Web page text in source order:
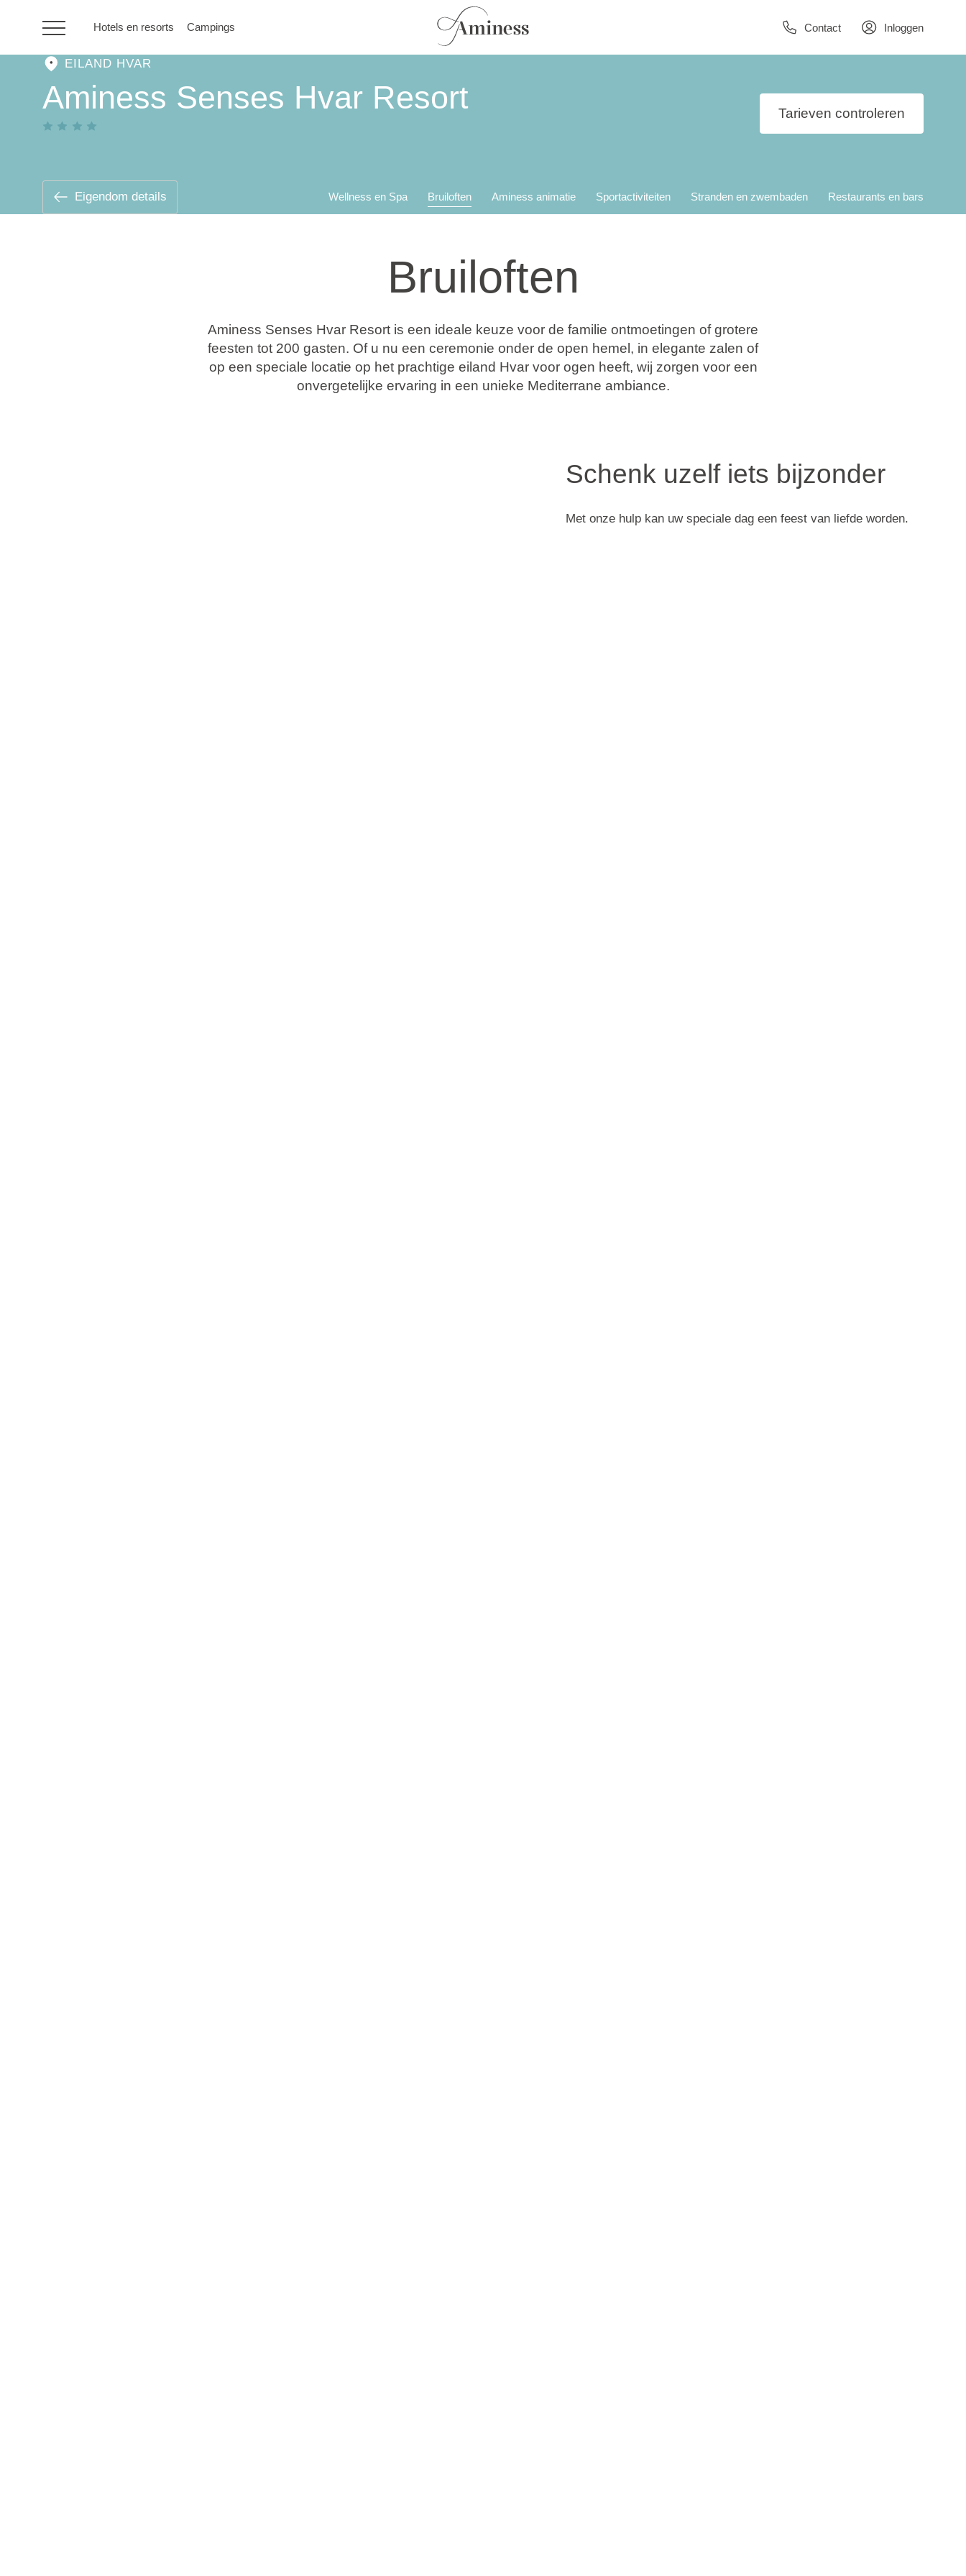
Hotels en resorts Campings Contact Inloggen
Campings
EILAND HVAR
Aminess Senses Hvar Resort Tarieven controleren
Eigendom details Wellness en Spa Bruiloften Aminess animatie Sportactiviteiten Stranden en zwembaden Restaurants en bars
Bruiloften
Aminess Senses Hvar Resort is een ideale keuze voor de familie ontmoetingen of grotere
feesten tot 200 gasten. Of u nu een ceremonie onder de open hemel, in elegante zalen of
op een speciale locatie op het prachtige eiland Hvar voor ogen heeft, wij zorgen voor een
onvergetelijke ervaring in een unieke Mediterrane ambiance.
Schenk uzelf iets bijzonder
Met onze hulp kan uw speciale dag een feest van liefde worden.